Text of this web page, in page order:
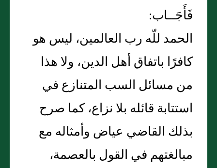
فَأَجَــاب‏:‏
الحمد للّه رب العالمين، ليس هو
كافرًا باتفاق أهل الدين، ولا هذا
من مسائل السب المتنازع في
استتابة قائله بلا نزاع، كما صرح
بذلك القاضي عياض وأمثاله مع
مبالغتهم في القول بالعصمة،